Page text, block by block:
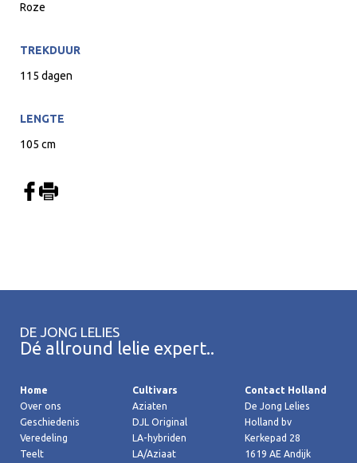
Roze
TREKDUUR
115 dagen
LENGTE
105 cm
DE JONG LELIES
Dé allround lelie expert..
Home
Over ons
Geschiedenis
Veredeling
Teelt
Cultivars
Aziaten
DJL Original
LA-hybriden
LA/Aziaat
Contact Holland
De Jong Lelies
Holland bv
Kerkepad 28
1619 AE Andijk